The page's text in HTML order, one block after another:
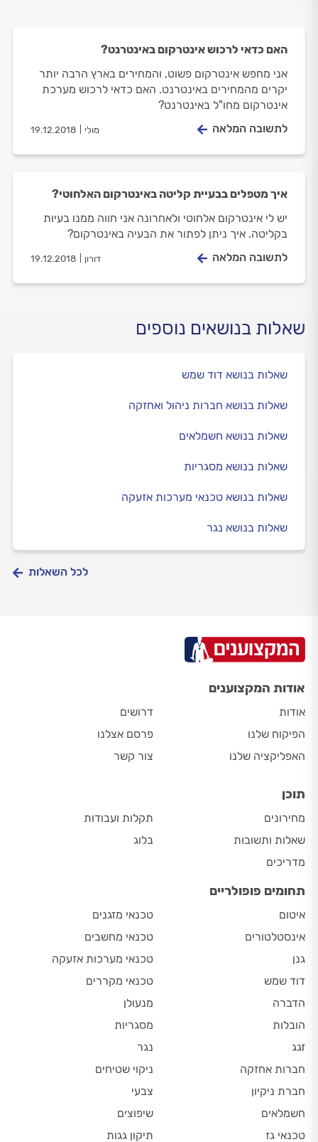
האם כדאי לרכוש אינטרקום באינטרנט?
אני מחפש אינטרקום פשוט, והמחירים בארץ הרבה יותר
יקרים מהמחירים באינטרנט. האם כדאי לרכוש מערכת
אינטרקום מחו"ל באינטרנט?
מולי 19.12.2018 לתשובה המלאה
איך מטפלים בבעיית קליטה באינטרקום האלחוטי?
יש לי אינטרקום אלחוטי ולאחרונה אני חווה ממנו בעיות
בקליטה. איך ניתן לפתור את הבעיה באינטרקום?
דורון 19.12.2018 לתשובה המלאה
שאלות בנושאים נוספים
שאלות בנושא דוד שמש
שאלות בנושא חברות ניהול ואחזקה
שאלות בנושא חשמלאים
שאלות בנושא מסגריות
שאלות בנושא טכנאי מערכות אזעקה
שאלות בנושא נגר
לכל השאלות
אודות המקצוענים
אודות
הפיקוח שלנו
האפליקציה שלנו
דרושים
פרסם אצלנו
צור קשר
תוכן
מחירונים
שאלות ותשובות
מדריכים
תקלות ועבודות
בלוג
תחומים פופולריים
איטום
אינסטלטורים
גנן
דוד שמש
הדברה
הובלות
זגג
חברות אחזקה
חברת ניקיון
חשמלאים
טכנאי גז
טכנאי מזגנים
טכנאי מחשבים
טכנאי מערכות אזעקה
טכנאי מקררים
מנעולן
מסגריות
נגר
ניקוי שטיחים
צבעי
שיפוצים
תיקון גגות